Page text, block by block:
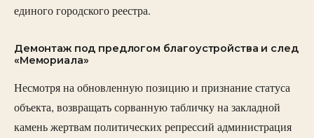
единого городского реестра.
Демонтаж под предлогом благоустройства и след
«Мемориала»
Несмотря на обновленную позицию и признание статуса
объекта, возвращать сорванную табличку на закладной
камень жертвам политических репрессий администрация